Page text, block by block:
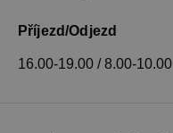
Příjezd/Odjezd
16.00-19.00 / 8.00-10.00